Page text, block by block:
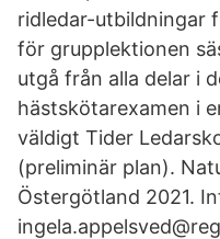
ridledar-utbildningar
för grupplektionen
utgå från alla delar i
hästskötarexamen i
väldigt Tider
(preliminär plan).
Östergötland 2021.